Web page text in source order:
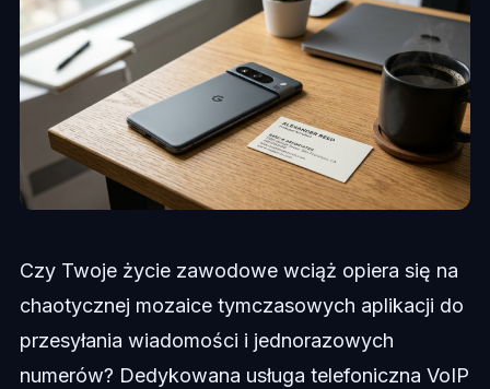
Czy Twoje życie zawodowe wciąż opiera się na
chaotycznej mozaice tymczasowych aplikacji do
przesyłania wiadomości i jednorazowych
numerów? Dedykowana usługa telefoniczna VoIP